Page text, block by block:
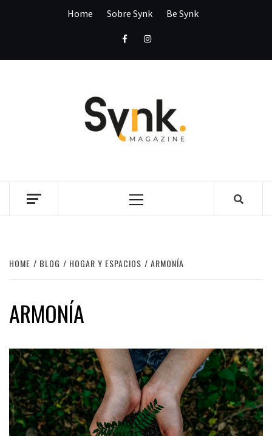
Home Sobre Synk Be Synk
FacebookInstagram
Primary
HOME BLOG HOGAR Y ESPACIOS ARMONÍA
ARMONÍA